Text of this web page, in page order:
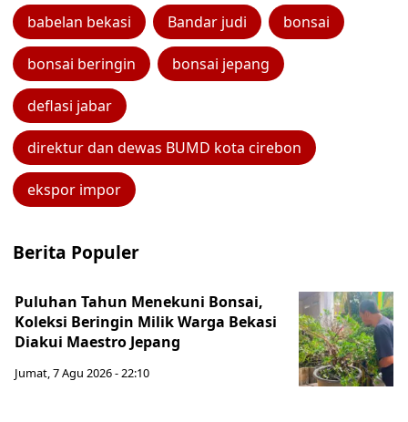
babelan bekasi Bandar judi bonsai
bonsai beringin bonsai jepang
deflasi jabar
direktur dan dewas BUMD kota cirebon
ekspor impor
Berita Populer
Puluhan Tahun Menekuni Bonsai,
Koleksi Beringin Milik Warga Bekasi
Diakui Maestro Jepang
Jumat, 7 Agu 2026 - 22:10